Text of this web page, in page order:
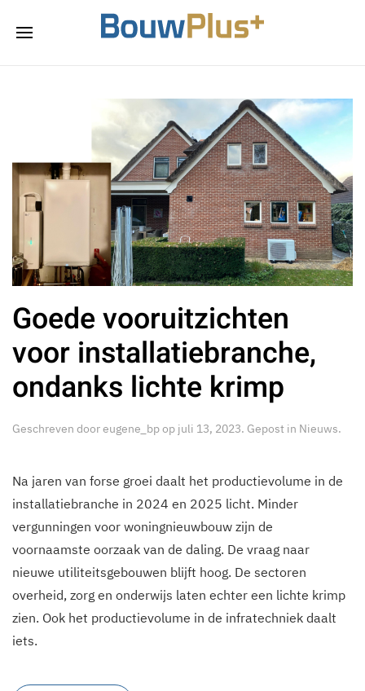
Goede vooruitzichten
voor installatiebranche,
ondanks lichte krimp
Geschreven dooreugene_bpop juli 13, 2023. Gepost in Nieuws.
Na jaren van forse groei daalt het productievolume in de
installatiebranche in 2024 en 2025 licht. Minder
vergunningen voor woningnieuwbouw zijn de
voornaamste oorzaak van de daling. De vraag naar
nieuwe utiliteitsgebouwen blijft hoog. De sectoren
overheid, zorg en onderwijs laten echter een lichte krimp
zien. Ook het productievolume in de infratechniek daalt
iets.